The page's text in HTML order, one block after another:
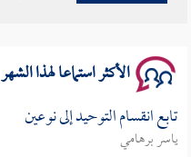
الأكثر استماعا لهذا الشهر
تابع انقسام التوحيد إلى نوعين
ياسر برهامي